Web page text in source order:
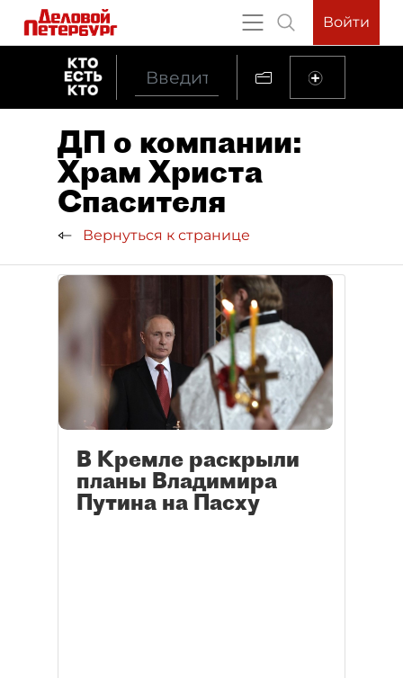
Войти
ДП о компании:
Храм Христа
Спасителя
Вернуться к странице
В Кремле раскрыли
планы Владимира
Путина на Пасху